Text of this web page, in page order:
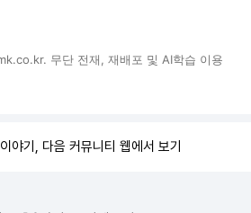
무단 전재, 재배포 및 AI학습 이용
야기, 다음 커뮤니티 웹에서 보기